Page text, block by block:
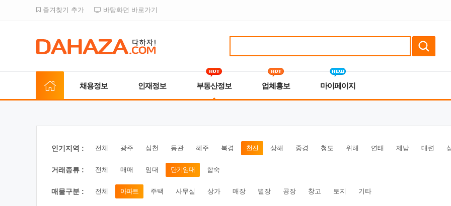
즐겨찾기 추가 바탕화면 바로가기
채용정보 인재정보 부동산정보 업체홍보 마이페이지
인기지역 : 전체 광주 심천 동관 혜주 북경 천진 상해 중경 청도 위해 연태 제남 대련
거래종류 : 전체 매매 임대 단기임대 합숙
매물구분 : 전체 아파트 주택 사무실 상가 매장 별장 공장 창고 토지 기타